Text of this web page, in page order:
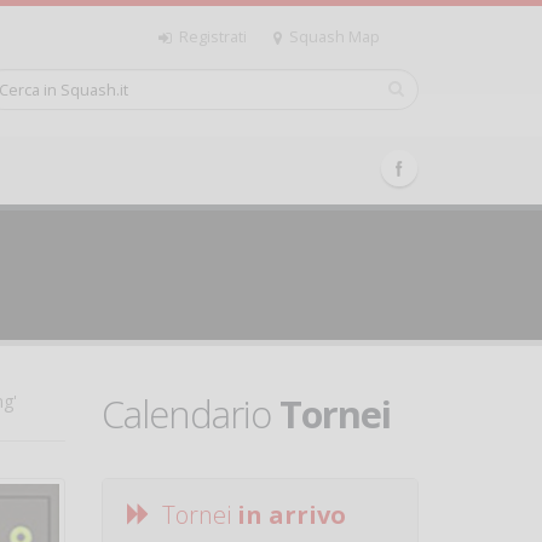
Registrati Squash Map
CalendarioTornei
Tornei in arrivo